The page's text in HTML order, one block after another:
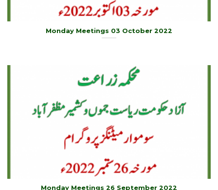
Monday Meetings 03 October 2022
Monday Meetings 26 September 2022